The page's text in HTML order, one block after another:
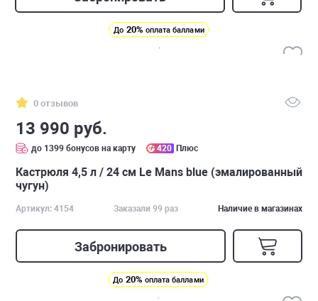
До 20% оплата баллами
0 отзывов
13 990 руб.
до 1399 бонусов на карту 420 Плюс
Кастрюля 4,5 л / 24 см Le Mans blue (эмалированный
чугун)
Артикул: 4154 Заказали 99 раз Наличие в магазинах
Забронировать
До 20% оплата баллами